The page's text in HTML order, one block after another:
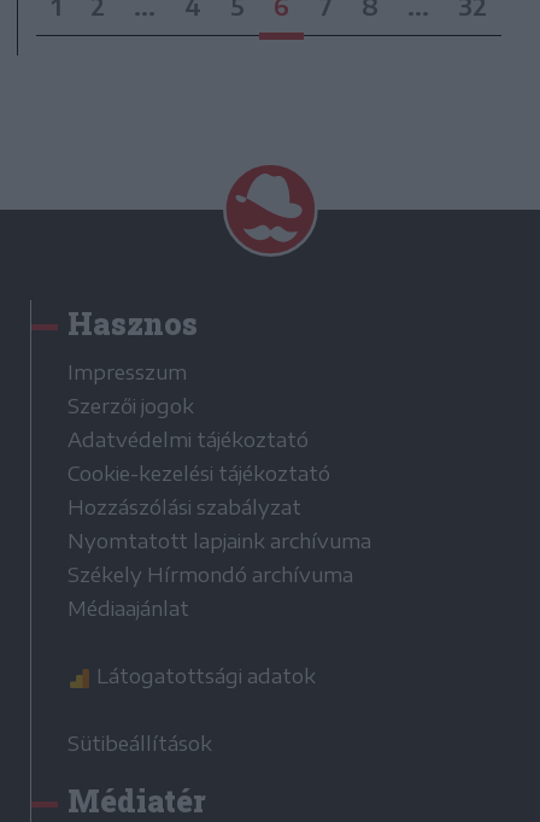
Hasznos
Impresszum
Szerzői jogok
Adatvédelmi tájékoztató
Cookie-kezelési tájékoztató
Hozzászólási szabályzat
Nyomtatott lapjaink archívuma
Székely Hírmondó archívuma
Médiaajánlat
Látogatottsági adatok
Sütibeállítások
Médiatér